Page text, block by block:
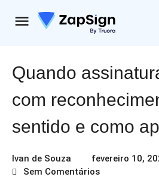
Quando
com
sentido e como
Ivan de Souza
fevereiro 10,
Sem Comentários